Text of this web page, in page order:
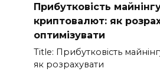
Прибутковість
криптовалют: як
оптимізувати
Title: Прибутковість
як розрахувати